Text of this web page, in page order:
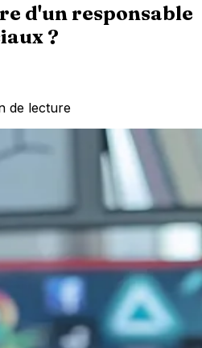
d'un responsable
?
de lecture